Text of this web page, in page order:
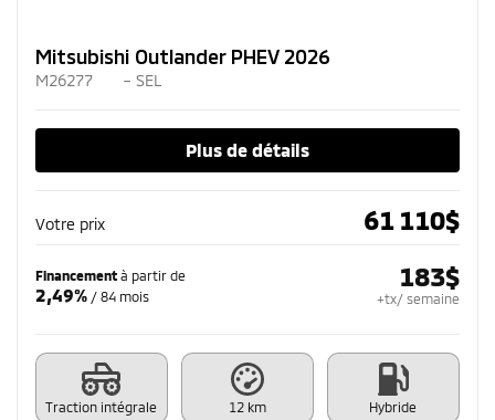
Mitsubishi Outlander PHEV 2026
M26277 – SEL
Plus de détails
Votre prix 61 110$
Financement à partir de
2,49% / 84 mois
183$
+tx/ semaine
Traction intégrale 12 km Hybride